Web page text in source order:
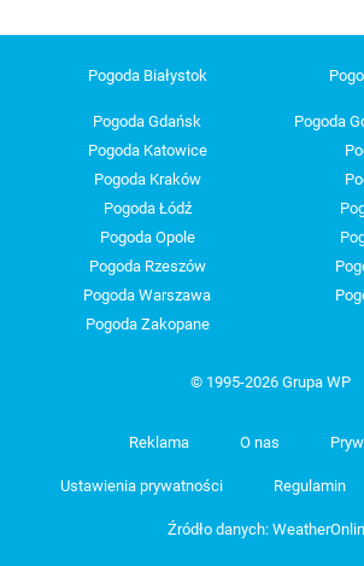
Pogoda Białystok
Pogoda Gdańsk
Pogoda
Pogoda Katowice
Pogoda Kraków
Pogoda Łódź
Pogoda Opole
Pogoda Rzeszów
Pogoda Warszawa
Pogoda Zakopane
© 1995-2026 Grupa WP
Reklama O nas
Ustawienia prywatności Regulamin
Źródło danych: